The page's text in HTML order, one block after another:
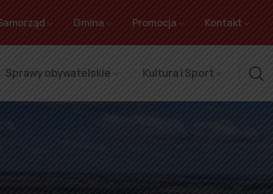
Gmina Promocja Kontakt
Sprawy obywatelskie Kultura i Sport